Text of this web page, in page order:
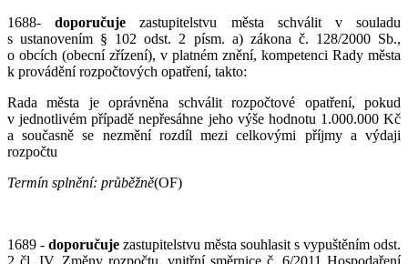
1688-doporučuje zastupitelstvu města schválit v souladu
s ustanovením § 102 odst. 2 písm. a) zákona č. 128/2000 Sb.,
o obcích (obecní zřízení), v platném znění, kompetenci Rady města
k provádění rozpočtových opatření, takto:
Rada města je oprávněna schválit rozpočtové opatření, pokud
v jednotlivém případě nepřesáhne jeho výše hodnotu 1.000.000 Kč
a současně se nezmění rozdíl mezi celkovými příjmy a výdaji
rozpočtu
Termín splnění: průběžně(OF)
1689 - doporučuje zastupitelstvu města souhlasit s vypuštěním odst.
2 čl. IV. Změny rozpočtu, vnitřní směrnice č. 6/2011 Hospodaření